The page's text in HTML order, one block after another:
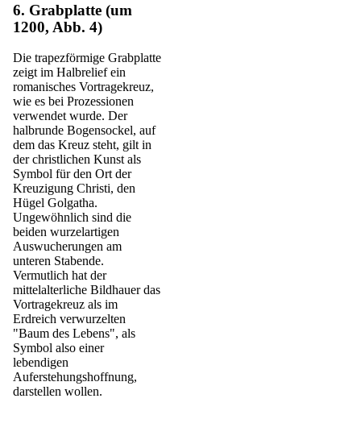
6. Grabplatte (um
1200, Abb. 4)
Die trapezförmige Grabplatte
zeigt im Halbrelief ein
romanisches Vortragekreuz,
wie es bei Prozessionen
verwendet wurde. Der
halbrunde Bogensockel, auf
dem das Kreuz steht, gilt in
der christlichen Kunst als
Symbol für den Ort der
Kreuzigung Christi, den
Hügel Golgatha.
Ungewöhnlich sind die
beiden wurzelartigen
Auswucherungen am
unteren Stabende.
Vermutlich hat der
mittelalterliche Bildhauer das
Vortragekreuz als im
Erdreich verwurzelten
"Baum des Lebens", als
Symbol also einer
lebendigen
Auferstehungshoffnung,
darstellen wollen.